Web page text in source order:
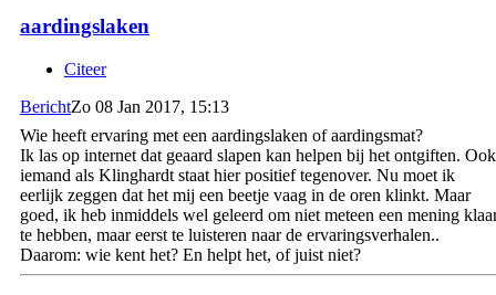
aardingslaken
Citeer
BerichtZo 08 Jan 2017, 15:13
Wie heeft ervaring met een aardingslaken of aardingsmat?
Ik las op internet dat geaard slapen kan helpen bij het ontgiften. Ook
iemand als Klinghardt staat hier positief tegenover. Nu moet ik
eerlijk zeggen dat het mij een beetje vaag in de oren klinkt. Maar
goed, ik heb inmiddels wel geleerd om niet meteen een mening
te hebben, maar eerst te luisteren naar de ervaringsverhalen..
Daarom: wie kent het? En helpt het, of juist niet?